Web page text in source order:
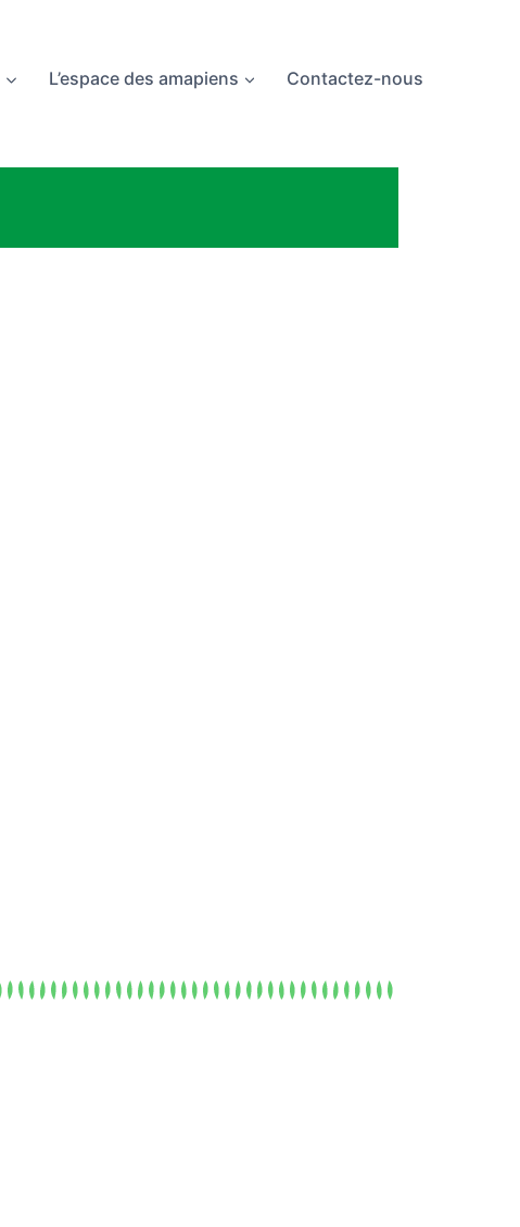
L’espace des amapiens Contactez-nous